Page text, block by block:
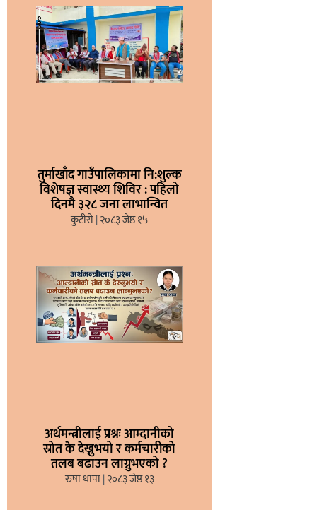
तुर्माखाँद गाउँपालिकामा नि:शुल्क
विशेषज्ञ स्वास्थ्य शिविर : पहिलो
दिनमै ३२८ जना लाभान्वित
कुटीरो २०८३ जेष्ठ १५
अर्थमन्त्रीलाई प्रश्नः आम्दानीको
स्रोत के देख्नुभयो र कर्मचारीको
तलब बढाउन लाग्नुभएको ?
रुषा थापा २०८३ जेष्ठ १३